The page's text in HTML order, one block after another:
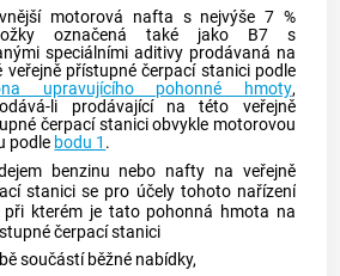
motorová nafta s nejvýše 7 %
označená také jako B7 s
speciálními aditivy prodávaná na
veřejně přístupné čerpací stanici podle
upravujícího pohonné hmoty,
li prodávající na této veřejně
čerpací stanici obvykle motorovou
podle bodu 1 .
benzinu nebo nafty na veřejně
stanici se pro účely tohoto nařízení
při kterém je tato pohonná hmota na
čerpací stanici
součástí běžné nabídky,